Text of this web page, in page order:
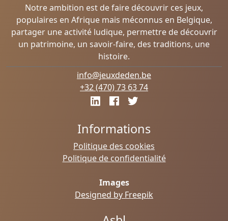
Notre ambition est de faire découvrir ces jeux,
populaires en Afrique mais méconnus en Belgique,
partager une activité ludique, permettre de découvrir
un patrimoine, un savoir-faire, des traditions, une
histoire.
info@jeuxdeden.be
+32 (470) 73 63 74
Informations
Politique des cookies
Politique de confidentialité
Images
Designed by Freepik